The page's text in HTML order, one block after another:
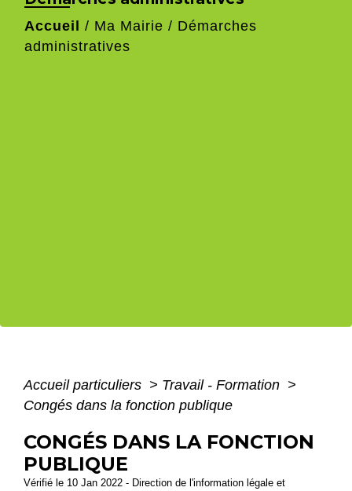
Accueil / Ma Mairie / Démarches
administratives
Accueil particuliers > Travail - Formation >
Congés dans la fonction publique
CONGÉS DANS LA FONCTION
PUBLIQUE
Vérifié le 10 Jan 2022 - Direction de l'information légale et